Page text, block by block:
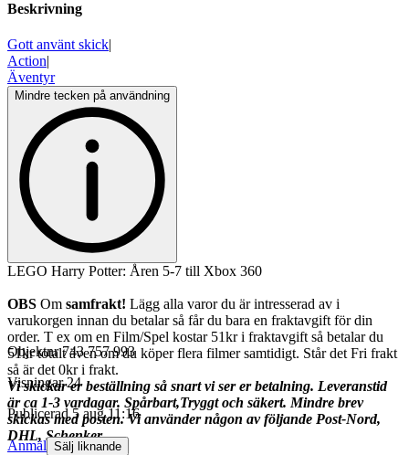
Beskrivning
Gott använt skick|
Action|
Äventyr
Mindre tecken på användning
LEGO Harry Potter: Åren 5-7 till Xbox 360
OBS Om samfrakt! Lägg alla varor du är intresserad av i
varukorgen innan du betalar så får du bara en fraktavgift för din
order. T ex om en Film/Spel kostar 51kr i fraktavgift så betalar du
51kr totalt även om du köper flera filmer samtidigt. Står det Fri frakt
så är det 0kr i frakt.
Vi skickar er beställning så snart vi ser er betalning. Leveranstid
är ca 1-3 vardagar. Spårbart,Tryggt och säkert. Mindre brev
skickas med posten. Vi använder någon av följande Post-Nord,
DHL, Schenker.
Objektnr 743 757 993
Visningar 24
Publicerad 5 aug 11:16
Anmäl Sälj liknande